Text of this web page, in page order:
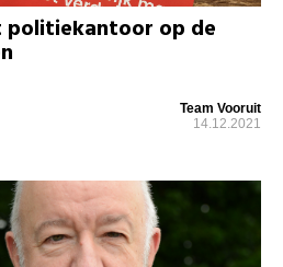
politiekantoor op de
Team Vooruit
14.12.2021